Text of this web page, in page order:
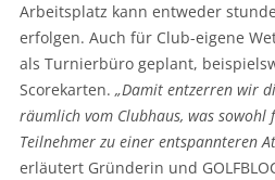
Arbeitsplatz kann entweder
erfolgen. Auch für Club-eigene
als Turnierbüro geplant,
Scorekarten. „Damit entzerren wir
räumlich vom Clubhaus, was sowohl
Teilnehmer zu einer entspannteren
erläutert Gründerin und